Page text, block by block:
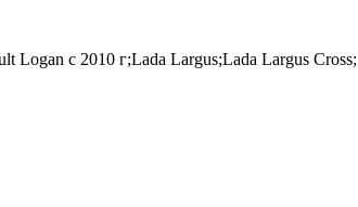
Logan c 2010 г;Lada Largus;Lada Largus Cross;